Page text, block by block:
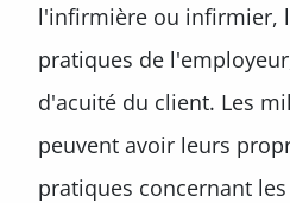
l'infirmière ou infirmier,
pratiques de
d'acuité du client. Les
peuvent avoir leurs
pratiques concernant